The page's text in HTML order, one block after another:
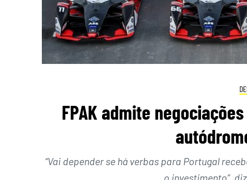
FPAK admite
“Vai depender se há verbas para Portugal
o investimento”,